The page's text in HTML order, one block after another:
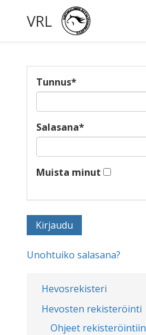
VRL
Hevosrekisteri
Hevosten rekisteröinti
Ohjeet rekisteröintiin
Tunnus*
Salasana*
Muista minut
Unohtuiko salasana?